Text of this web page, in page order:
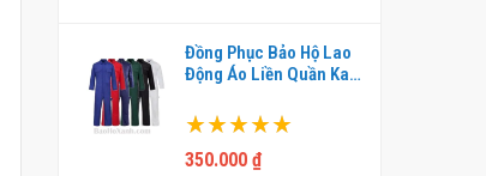
Đồng Phục Bảo Hộ Lao
Động Áo Liền Quần Kaki
Xếp hạng:
100%
350.000 ₫